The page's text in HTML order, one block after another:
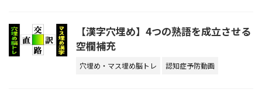
【漢字穴埋め】4つの熟語を成立させる
空欄補充
穴埋め・マス埋め脳トレ 認知症予防動画